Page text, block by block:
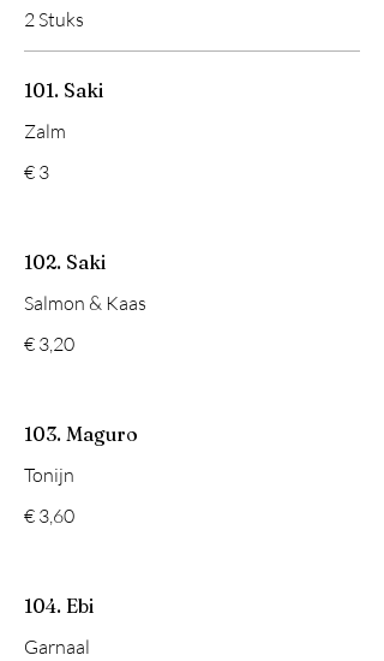
2 Stuks
101. Saki
Zalm
€ 3
102. Saki
Salmon & Kaas
€ 3,20
103. Maguro
Tonijn
€ 3,60
104. Ebi
Garnaal